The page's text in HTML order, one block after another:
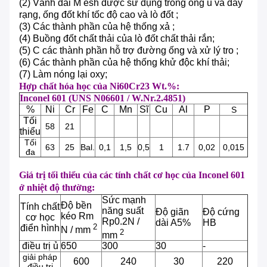
(2) Vành đai M esh được sử dụng trong ống ủ và dây
rạng, ống đốt khí tốc độ cao và lò đốt;
(3) Các thành phần của hệ thống xả ;
(4) Buồng đốt chất thải của lò đốt chất thải rắn;
(5) C các thành phần hỗ trợ đường ống và xử lý tro ;
(6) Các thành phần của hệ thống khử độc khí thải;
(7) Làm nóng lại oxy;
Hợp chất hóa học của Ni60Cr23 Wt.%:
Inconel 601 (UNS N06601 / W.Nr.2.4851)
%
Ni Cr Fe C Mn Sĩ Cu Al P S
Tối
thiểu 58
21
Tối
đa
63 25 Bal. 0,1 1,5 0,5 1 1.7 0,02 0,015
Giá trị tối thiểu của các tính chất cơ học của Inconel 601
ở nhiệt độ thường:
Tính chất
cơ học
điển hình
Độ bền
kéo Rm
N / mm 2
Sức mạnh
năng suất
Rp0.2N /
mm 2
Độ giãn
dài A5%
Độ cứng
HB
điều trị ủ 650 300 30 -
giải pháp
600 240 30 220